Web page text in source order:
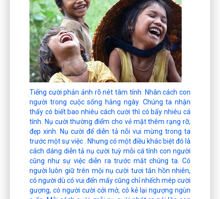
Tiếng cười phản ảnh rõ nét tâm tính. Nhân cách con
người trong cuộc sống hằng ngày. Chúng ta nhận
thấy có biết bao nhiêu cách cười thì có bấy nhiêu cá
tính. Nụ cười thường điểm cho vẻ mặt thêm rạng rỡ,
đẹp xinh. Nụ cười để diễn tả nỗi vui mừng trong ta
trước một sự việc . Nhưng có một điều khác biệt đó là
cách dáng diễn tả nụ cười tuỳ mỗi cá tính con người
cũng như sự việc diễn ra trước mắt chúng ta. Có
người luôn giữ trên mội nụ cười tươi tắn hồn nhiên,
có người dù có vui đến mấy cũng chỉ nhếch mép cười
gượng, có người cười cởi mở, có kẻ lại ngượng ngùn